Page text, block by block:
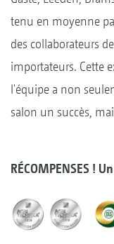
tenu en moyenne
des collaborateurs
importateurs. Cette
l'équipe a non
salon un succès,
RÉCOMPENSES !